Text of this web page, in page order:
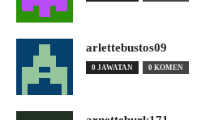
arlettebustos09
0 JAWATAN 0 KOMEN